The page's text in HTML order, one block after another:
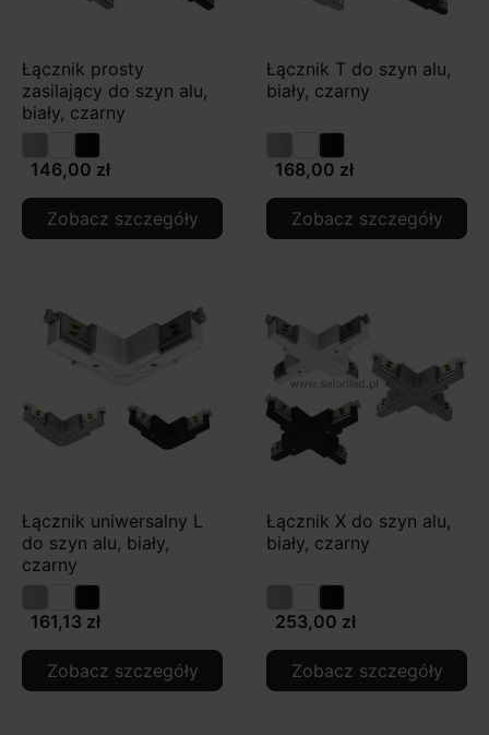
Łącznik prosty
zasilający do szyn alu,
biały, czarny
146,00 zł
Zobacz szczegóły
Łącznik T do szyn alu,
biały, czarny
168,00 zł
Zobacz szczegóły
Łącznik uniwersalny L
do szyn alu, biały,
czarny
161,13 zł
Zobacz szczegóły
Łącznik X do szyn alu,
biały, czarny
253,00 zł
Zobacz szczegóły